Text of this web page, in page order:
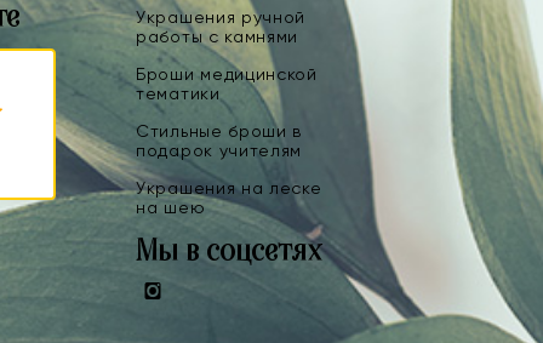
Украшения ручной
работы с камнями
Броши медицинской
тематики
Стильные броши в
подарок учителям
Украшения на леске
на шею
Мы в соцсетях
Instagram